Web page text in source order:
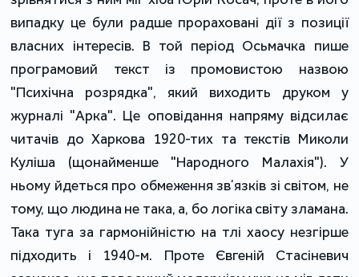
випадку це були радше прораховані дії з позиції
власних інтересів. В той період Осьмачка пише
програмовий текст із промовистою назвою
"Психічна розрядка", який виходить друком у
журналі "Арка". Це оповідання напряму відсилає
читачів до Харкова 1920-тих та текстів Миколи
Куліша (щонайменше "Народного Малахія"). У
ньому йдеться про обмеження звʼязків зі світом, не
тому, що людина не така, а, бо логіка світу зламана.
Така туга за гармонійністю на тлі хаосу незгірше
підходить і 1940-м. Проте Євгеній Стасіневич